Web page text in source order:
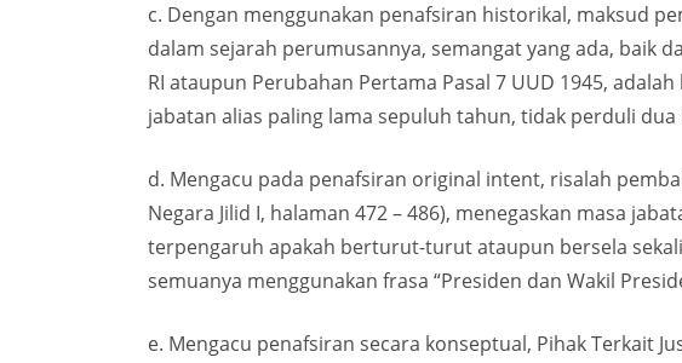
c. Dengan menggunakan penafsiran historikal, maksud
dalam sejarah perumusannya, semangat yang ada, baik
RI ataupun Perubahan Pertama Pasal 7 UUD 1945,
jabatan alias paling lama sepuluh tahun, tidak perduli
d. Mengacu pada penafsiran original intent, risalah
Negara Jilid I, halaman 472 – 486), menegaskan masa
terpengaruh apakah berturut-turut ataupun bersela
semuanya menggunakan frasa “Presiden dan Wakil
e. Mengacu penafsiran secara konseptual, Pihak Terkait